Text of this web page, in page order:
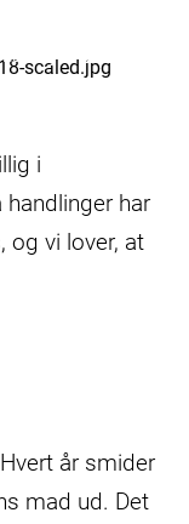
Andersen
i
har
vi lover, at
år smider
mad ud. Det